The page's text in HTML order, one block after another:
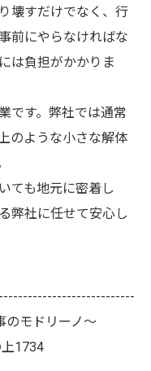
壊すだけでなく、行
前にやらなければな
は負担がかかりま
です。弊社では通常
のような小さな解体
ても地元に密着し
弊社に任せて安心し
のモドリーノ～
1734